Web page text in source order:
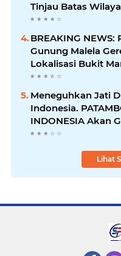
Tinjau Batas
yang Diduga
BREAKING NEWS:
Gunung Malela
Lokalisasi Bukit
Perempuan
Diciduk Bersama
Meneguhkan Jati
Indonesia.
INDONESIA Akan
RAKERNAS II Di
Lihat